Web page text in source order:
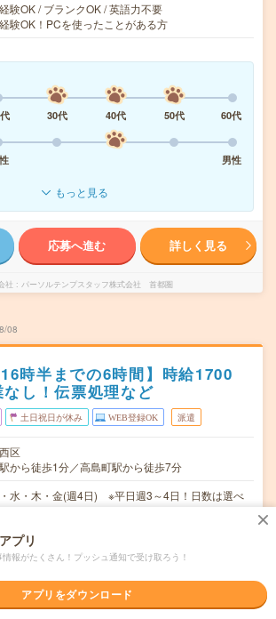
験OK / ブランクOK / 英語力不要
験OK！PCを使ったことがある方
30代 40代 50代
60代
男性
もっと見る
応募へ進む 詳しく見る
社 パーソルテンプスタッフ株式会社 首都圏
08
時半までの6時間】時給1700
し！伝票処理など
土日祝日が休み WEB登録OK 派遣
区
から徒歩1分／高島町駅から徒歩7分
水・木・金(週4日) ※平日週3～4日！日数は選べ
16:30(実働6時間 休憩1時間)※定時は9：00～17：
勤務もOK！
09月上旬～長期 ※9月～！
円 月収例 163,200円
プリ
報がたくさん！プッシュ通知で受け取ろう！
アプリをダウンロード